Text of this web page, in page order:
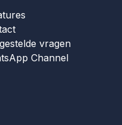
vragen
Channel